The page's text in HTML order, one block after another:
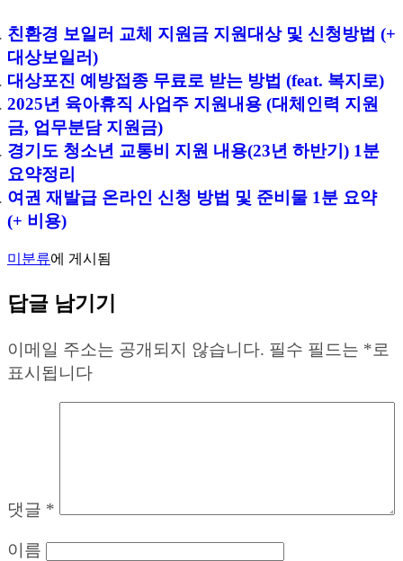
친환경 보일러 교체 지원금 지원대상 및 신청방법 (+
대상보일러)
대상포진 예방접종 무료로 받는 방법 (feat. 복지로)
2025년 육아휴직 사업주 지원내용 (대체인력 지원
금, 업무분담 지원금)
경기도 청소년 교통비 지원 내용(23년 하반기) 1분
요약정리
여권 재발급 온라인 신청 방법 및 준비물 1분 요약
(+ 비용)
미분류에 게시됨
답글 남기기
이메일 주소는 공개되지 않습니다. 필수 필드는 *로
표시됩니다
댓글 *
이름